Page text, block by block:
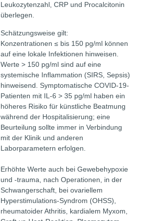
Leukozytenzahl, CRP und Procalcitonin
überlegen.
Schätzungsweise gilt:
Konzentrationen ≤ bis 150 pg/ml können
auf eine lokale Infektionen hinweisen.
Werte > 150 pg/ml sind auf eine
systemische Inflammation (SIRS, Sepsis)
hinweisend. Symptomatische COVID-19-
Patienten mit IL-6 > 35 pg/ml haben ein
höheres Risiko für künstliche Beatmung
während der Hospitalisierung; eine
Beurteilung sollte immer in Verbindung
mit der Klinik und anderen
Laborparametern erfolgen.
Erhöhte Werte auch bei Gewebehypoxie
und -trauma, nach Operationen, in der
Schwangerschaft, bei ovariellem
Hyperstimulations-Syndrom (OHSS),
rheumatoider Athritis, kardialem Myxom,